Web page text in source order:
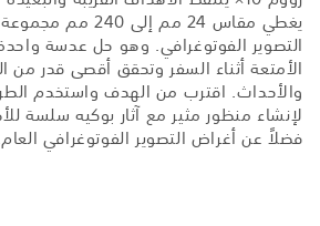
يغطي مقاس 24 مم إلى
التصوير الفوتوغرافي. وهو حل عدسة
الأمتعة أثناء السفر وتحقق أقصى قدر من
والأحداث. اقترب من الهدف واستخدم
لإنشاء منظور مثير مع آثار بوكيه سلسة
فضلاً عن أغراض التصوير الفوتوغرافي العام.